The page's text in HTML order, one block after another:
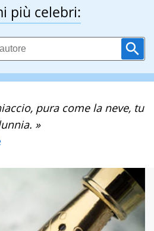
più celebri:
pura come la neve, tu
»